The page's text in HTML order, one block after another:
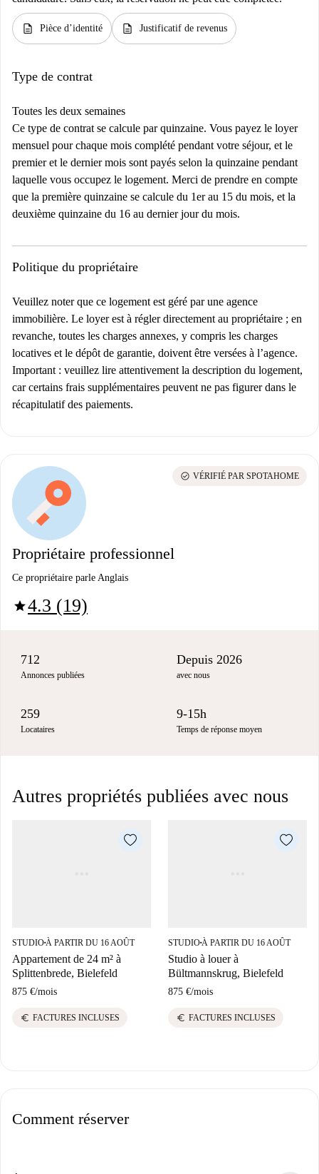
description Pièce d’identité description Justificatif de revenus
Type de contrat
Toutes les deux semaines
Ce type de contrat se calcule par quinzaine. Vous payez le loyer
mensuel pour chaque mois complété pendant votre séjour, et le
premier et le dernier mois sont payés selon la quinzaine pendant
laquelle vous occupez le logement. Merci de prendre en compte
que la première quinzaine se calcule du 1er au 15 du mois, et la
deuxième quinzaine du 16 au dernier jour du mois.
Politique du propriétaire
Veuillez noter que ce logement est géré par une agence
immobilière. Le loyer est à régler directement au propriétaire ; en
revanche, toutes les charges annexes, y compris les charges
locatives et le dépôt de garantie, doivent être versées à l’agence.
Important : veuillez lire attentivement la description du logement,
car certains frais supplémentaires peuvent ne pas figurer dans le
récapitulatif des paiements.
Propriétaire professionnel
Ce propriétaire parle Anglais
star4.3 (19)
check_circle VÉRIFIÉ PAR SPOTAHOME
712
Annonces publiées
Depuis 2026
avec nous
259
Locataires
9-15h
Temps de réponse moyen
Autres propriétés publiées avec nous
STUDIO■À PARTIR DU 16 AOÛT
Appartement de 24 m² à
Splittenbrede, Bielefeld
875 €/mois
euro FACTURES INCLUSES
STUDIO■À PARTIR DU 16 AOÛT
Studio à louer à
Bültmannskrug, Bielefeld
875 €/mois
euro FACTURES INCLUSES
Comment réserver